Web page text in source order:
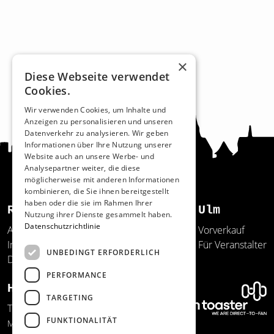
Recht und Ordnung
AGB
Impressum
Datenschutz
Ulm
Vorverkauf
Für Veranstalter
Hilfe und Support
Telefon: 0731/20641-150
Mo.-Do. 12:00-17:00 Uhr
×
Diese Webseite verwendet
Cookies.
Wir verwenden Cookies, um Inhalte und
Anzeigen zu personalisieren und unseren
Datenverkehr zu analysieren. Wir geben
Informationen über Ihre Nutzung unserer
Website auch an unsere Werbe- und
Analysepartner weiter, die diese
möglicherweise mit anderen Informationen
kombinieren, die Sie ihnen bereitgestellt
haben oder die sie im Rahmen Ihrer
Nutzung ihrer Dienste gesammelt haben.
Datenschutzrichtlinie
UNBEDINGT ERFORDERLICH
PERFORMANCE
TARGETING
FUNKTIONALITÄT